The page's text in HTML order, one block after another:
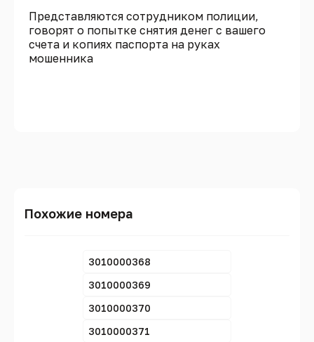
Представляются сотрудником полиции,
говорят о попытке снятия денег с вашего
счета и копиях паспорта на руках
мошенника
Похожие номера
3010000368
3010000369
3010000370
3010000371